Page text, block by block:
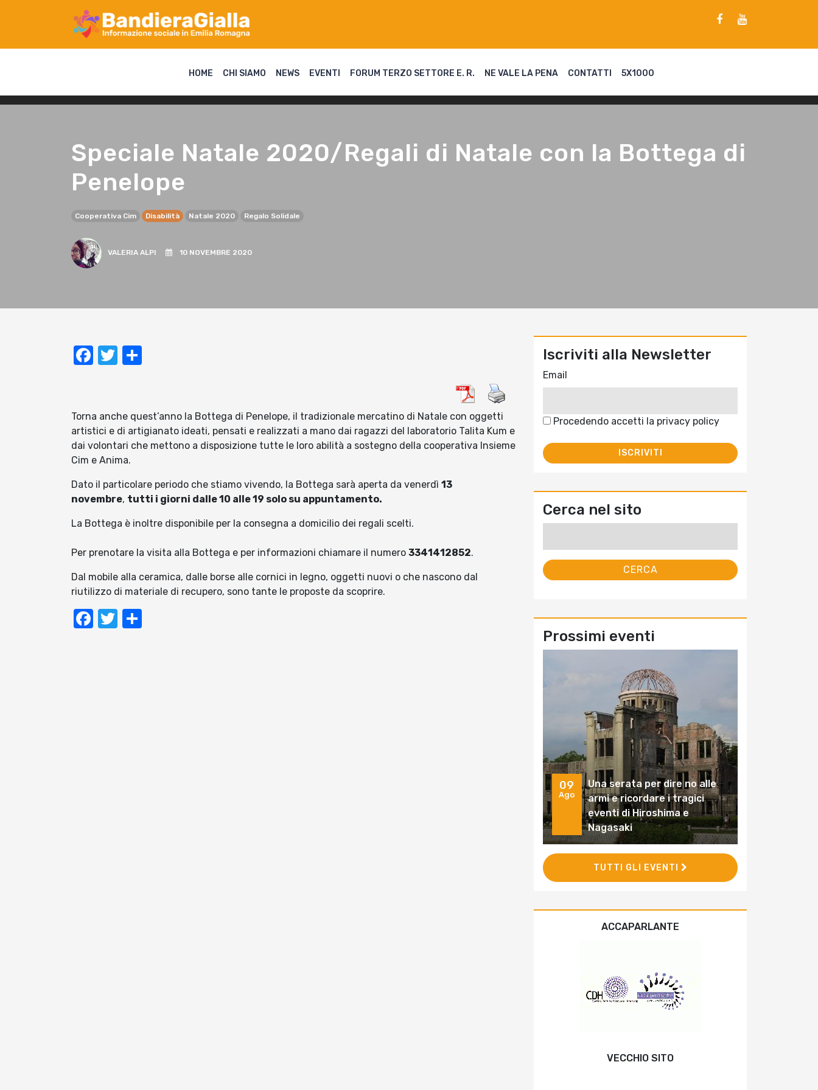
HOME CHI SIAMO NEWS EVENTI FORUM TERZO SETTORE E. R. NE VALE LA PENA CONTATTI 5X1000
Speciale Natale 2020/Regali di Natale con la Bottega di
Penelope
Cooperativa Cim Disabilità Natale 2020 Regalo Solidale
VALERIA ALPI 10 NOVEMBRE 2020
Facebook
Twitter
Torna anche quest’anno la Bottega di Penelope, il tradizionale mercatino di Natale con oggetti
artistici e di artigianato ideati, pensati e realizzati a mano dai ragazzi del laboratorio Talita Kum e
dai volontari che mettono a disposizione tutte le loro abilità a sostegno della cooperativa Insieme
Cim e Anima.
Dato il particolare periodo che stiamo vivendo, la Bottega sarà aperta da venerdì 13
novembre, tutti i giorni dalle 10 alle 19 solo su appuntamento.
La Bottega è inoltre disponibile per la consegna a domicilio dei regali scelti.
Per prenotare la visita alla Bottega e per informazioni chiamare il numero 3341412852.
Dal mobile alla ceramica, dalle borse alle cornici in legno, oggetti nuovi o che nascono dal
riutilizzo di materiale di recupero, sono tante le proposte da scoprire.
Facebook
Twitter
Iscriviti alla Newsletter
Email
Procedendo accetti la privacy policy
Cerca nel sito
Prossimi eventi
09
Ago
Una serata per dire no alle
armi e ricordare i tragici
eventi di Hiroshima e
Nagasaki
TUTTI GLI EVENTI
ACCAPARLANTE
VECCHIO SITO